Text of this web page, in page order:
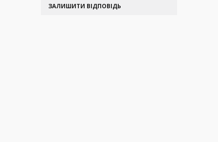
ЗАЛИШИТИ ВІДПОВІДЬ